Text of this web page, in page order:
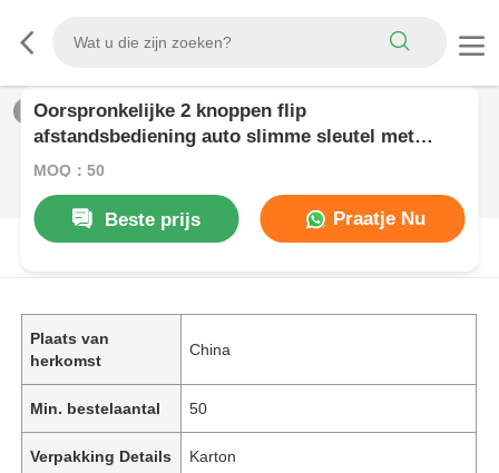
/0
Oorspronkelijke 2 knoppen flip
afstandsbediening auto slimme sleutel met
433MHz 46 auto sleutel
MOQ：50
Beste prijs
Praatje Nu
PRODUCTOMSCHRIJVING
Plaats van
herkomst
China
Min. bestelaantal 50
Verpakking Details Karton